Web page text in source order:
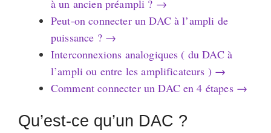
à un ancien préampli ? →
Peut-on connecter un DAC à l’ampli de
puissance ? →
Interconnexions analogiques ( du DAC à
l’ampli ou entre les amplificateurs ) →
Comment connecter un DAC en 4 étapes →
Qu’est-ce qu’un DAC ?